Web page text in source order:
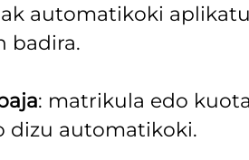
automatikoki
badira.
: matrikula edo
dizu automatikoki.